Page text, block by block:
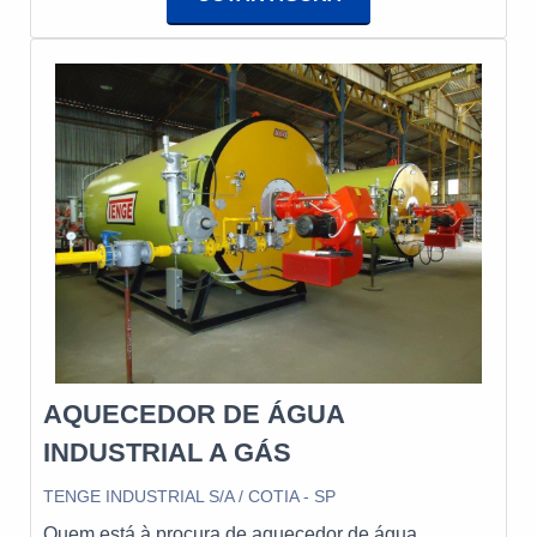
indústria. Eles podem funcionar com diferentes tipos
de combustíveis, como gás natural, óleo e
biocombustíveis, e são essenciais para manter a
segurança e a performance dos equipamentos
industriais.
AQUECEDOR DE ÁGUA
INDUSTRIAL A GÁS
TENGE INDUSTRIAL S/A / COTIA - SP